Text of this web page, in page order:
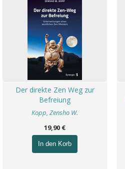
Der direkte Zen Weg zur
Befreiung
Kopp, Zensho W.
19,90 €
In den Korb